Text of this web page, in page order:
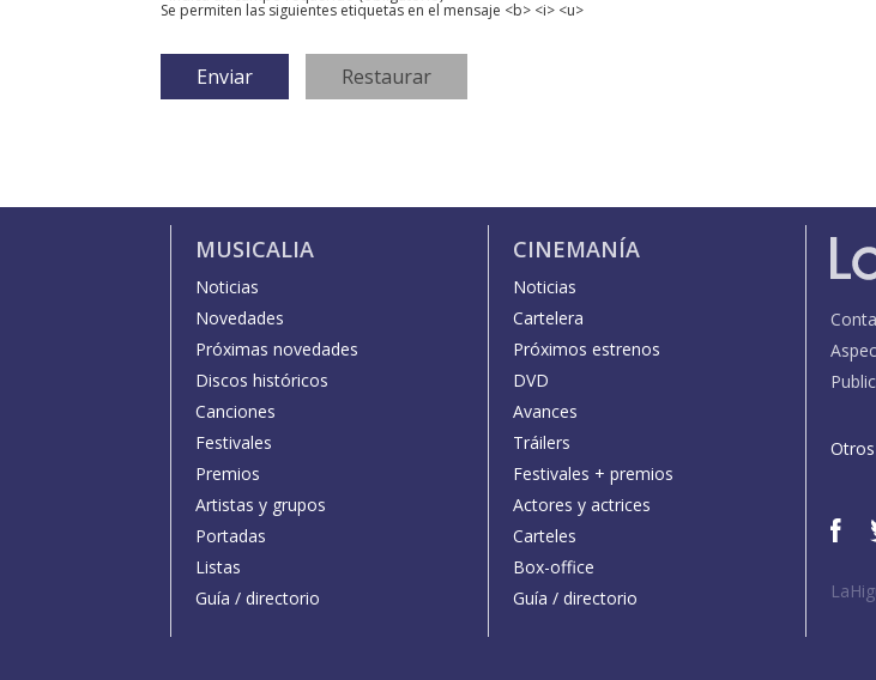
Se permiten las siguientes etiquetas en el mensaje <b> <i> <u>
MUSICALIA
Noticias
Novedades
Próximas novedades
Discos históricos
Canciones
Festivales
Premios
Artistas y grupos
Portadas
Listas
Guía / directorio
CINEMANÍA
Noticias
Cartelera
Próximos estrenos
DVD
Avances
Tráilers
Festivales + premios
Actores y actrices
Carteles
Box-office
Guía / directorio